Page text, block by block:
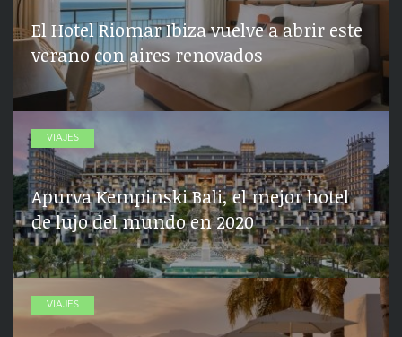
El Hotel Riomar Ibiza vuelve a abrir este
verano con aires renovados
VIAJES
Apurva Kempinski Bali, el mejor hotel
de lujo del mundo en 2020
VIAJES